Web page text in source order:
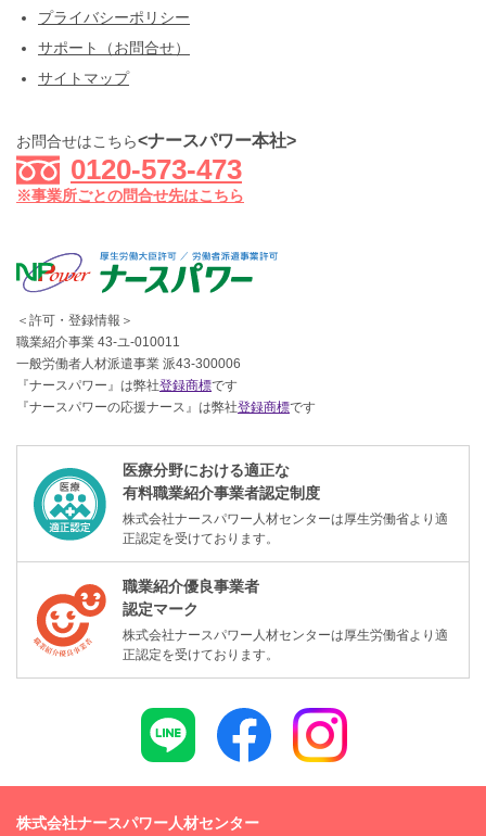
プライバシーポリシー
サポート（お問合せ）
サイトマップ
お問合せはこちら<ナースパワー本社>
0120-573-473
※事業所ごとの問合せ先はこちら
＜許可・登録情報＞
職業紹介事業 43-ユ-010011
一般労働者人材派遣事業 派43-300006
『ナースパワー』は弊社登録商標です
『ナースパワーの応援ナース』は弊社登録商標です
医療分野における適正な
有料職業紹介事業者認定制度
株式会社ナースパワー人材センターは厚生労働省より適
正認定を受けております。
職業紹介優良事業者
認定マーク
株式会社ナースパワー人材センターは厚生労働省より適
正認定を受けております。
株式会社ナースパワー人材センター